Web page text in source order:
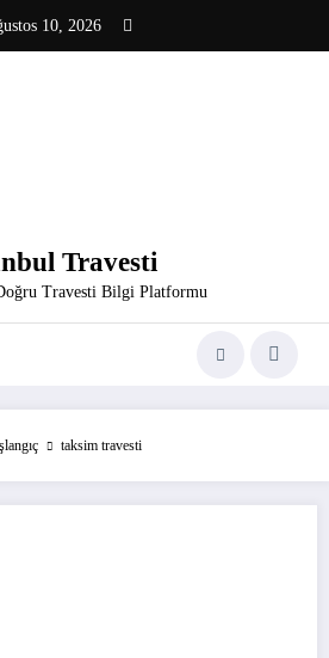
10, 2026
Travesti
Travesti Bilgi Platformu
taksim travesti